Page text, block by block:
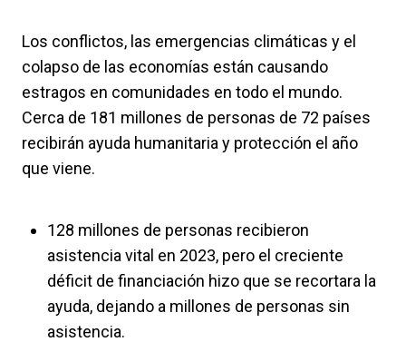
Los conflictos, las emergencias climáticas y el
colapso de las economías están causando
estragos en comunidades en todo el mundo.
Cerca de 181 millones de personas de 72 países
recibirán ayuda humanitaria y protección el año
que viene.
128 millones de personas recibieron
asistencia vital en 2023, pero el creciente
déficit de financiación hizo que se recortara la
ayuda, dejando a millones de personas sin
asistencia.